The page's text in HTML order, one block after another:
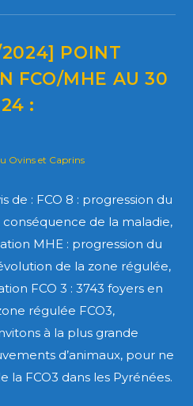
POINT
FCO/MHE AU 30
:
Ovins et Caprins
de : FCO 8 : progression du
de la maladie,
MHE : progression du
de la zone régulée,
FCO 3 : 3743 foyers en
régulée FCO3,
à la plus grande
d’animaux, pour ne
la FCO3 dans les Pyrénées.